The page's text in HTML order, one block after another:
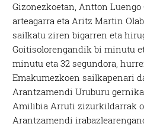
Gizonezkoetan, Antton Luengo
arteagarra eta Aritz Martin
sailkatu ziren bigarren eta
Goitisolorengandik bi minutu
minutu eta 32 segundora,
Emakumezkoen sailkapenari
Arantzamendi Uruburu
Amilibia Arruti zizurkildarrak
Arantzamendi